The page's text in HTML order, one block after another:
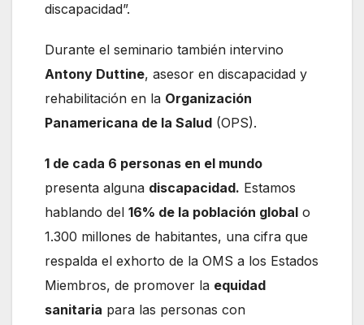
discapacidad”.
Durante el seminario también intervino
Antony Duttine, asesor en discapacidad y
rehabilitación en la Organización
Panamericana de la Salud (OPS).
1 de cada 6 personas en el mundo
presenta alguna discapacidad. Estamos
hablando del 16% de la población global o
1.300 millones de habitantes, una cifra que
respalda el exhorto de la OMS a los Estados
Miembros, de promover la equidad
sanitaria para las personas con